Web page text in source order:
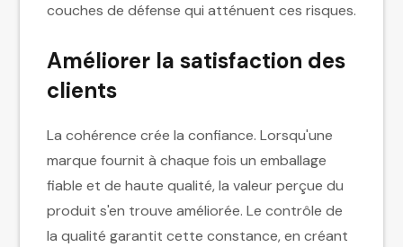
couches de défense qui atténuent ces risques.
Améliorer la satisfaction des
clients
La cohérence crée la confiance. Lorsqu'une
marque fournit à chaque fois un emballage
fiable et de haute qualité, la valeur perçue du
produit s'en trouve améliorée. Le contrôle de
la qualité garantit cette constance, en créant